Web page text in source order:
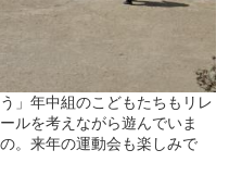
」年中組のこどもたちもリレ
ルを考えながら遊んでいま
。来年の運動会も楽しみで